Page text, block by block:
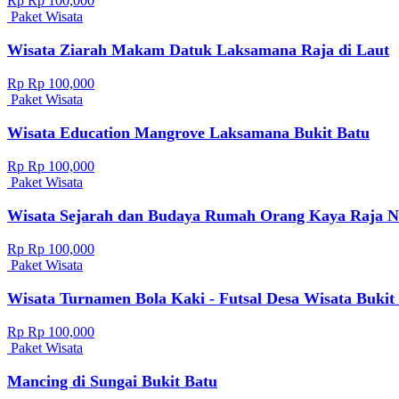
Paket Wisata
Wisata Ziarah Makam Datuk Laksamana Raja di Laut
Rp Rp 100,000
Paket Wisata
Wisata Education Mangrove Laksamana Bukit Batu
Rp Rp 100,000
Paket Wisata
Wisata Sejarah dan Budaya Rumah Orang Kaya Raja
Rp Rp 100,000
Paket Wisata
Wisata Turnamen Bola Kaki - Futsal Desa Wisata Bukit
Rp Rp 100,000
Paket Wisata
Mancing di Sungai Bukit Batu